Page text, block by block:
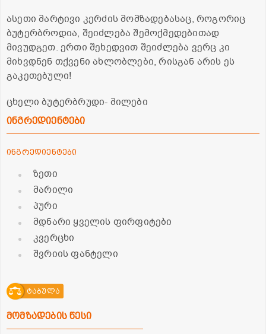
ასეთი მარტივი კერძის მომზადებასაც, როგორიც
ბუტერბროდია, შეიძლება შემოქმედებითად
მივუდგეთ. ერთი შეხედვით შეიძლება ვერც კი
მიხვდნენ თქვენი ახლობლები, რისგან არის ეს
გაკეთებული!
ცხელი ბუტერბრუდი- მილები
ინგრედიენტები
ინგრედიენტები
ზეთი
მარილი
პური
მდნარი ყველის ფირფიტები
კვერცხი
შვრიის ფანტელი
ტაბულა
მომზადების წესი